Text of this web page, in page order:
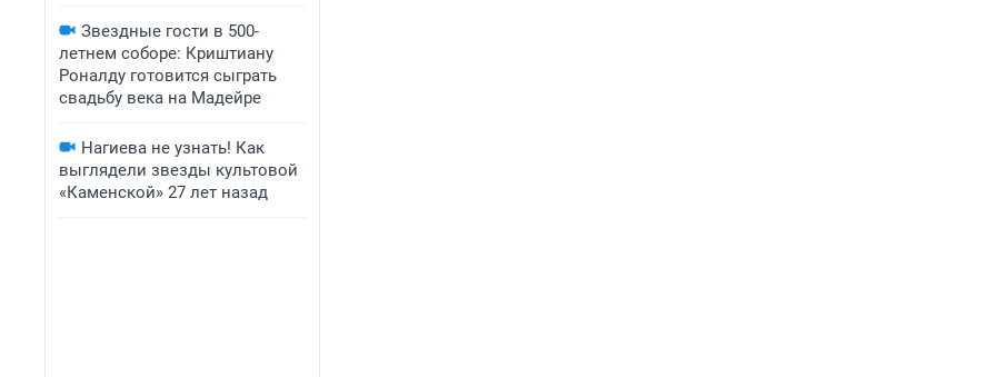
Звездные гости в 500-
летнем соборе: Криштиану
Роналду готовится сыграть
свадьбу века на Мадейре
Нагиева не узнать! Как
выглядели звезды культовой
«Каменской» 27 лет назад